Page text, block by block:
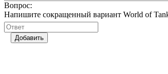
Вопрос:
Напишите сокращенный вариант World of
Добавить